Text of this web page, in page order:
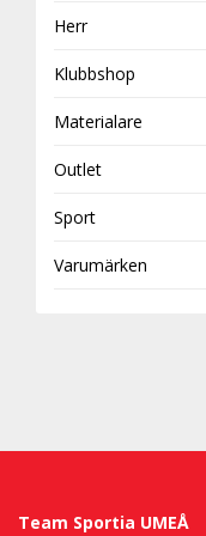
Herr
Klubbshop
Materialare
Outlet
Sport
Varumärken
Team Sportia UMEÅ